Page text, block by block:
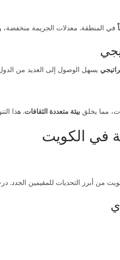
في المنطقة. معدلات الجريمة منخفضة،
يسهل الوصول إلى العديد من
مما يخلق بيئة متعددة الثقافات. هذا
في الكويت
من أبرز التحديات للمقيمين الجدد.